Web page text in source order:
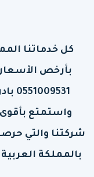
كل خدماتنا
بأرخص
واستمتع
شركتنا والتي
بالمملكة